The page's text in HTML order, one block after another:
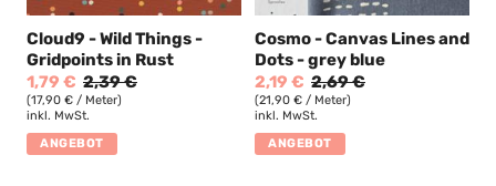
Cloud9 - Wild Things -
Gridpoints in Rust
1,79 € 2,39 €
(17,90 € / Meter)
inkl. MwSt.
ANGEBOT
Cosmo - Canvas Lines and
Dots - grey blue
2,19 € 2,69 €
(21,90 € / Meter)
inkl. MwSt.
ANGEBOT